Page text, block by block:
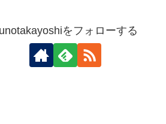
をフォローする